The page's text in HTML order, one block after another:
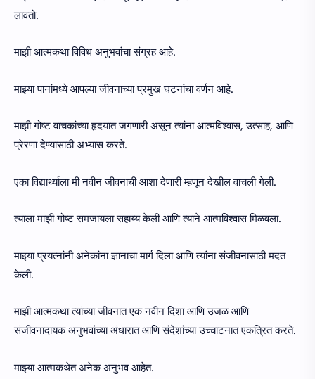
लावतो.
माझी आत्मकथा विविध अनुभवांचा संग्रह आहे.
माझ्या पानांमध्ये आपल्या जीवनाच्या प्रमुख घटनांचा वर्णन आहे.
माझी गोष्ट वाचकांच्या हृदयात जगणारी असून त्यांना आत्मविश्वास, उत्साह, आणि
प्रेरणा देण्यासाठी अभ्यास करते.
एका विद्यार्थ्याला मी नवीन जीवनाची आशा देणारी म्हणून देखील वाचली गेली.
त्याला माझी गोष्ट समजायला सहाय्य केली आणि त्याने आत्मविश्वास मिळवला.
माझ्या प्रयत्नांनी अनेकांना ज्ञानाचा मार्ग दिला आणि त्यांना संजीवनासाठी मदत
केली.
माझी आत्मकथा त्यांच्या जीवनात एक नवीन दिशा आणि उजळ आणि
संजीवनादायक अनुभवांच्या अंधारात आणि संदेशांच्या उच्चाटनात एकत्रित करते.
माझ्या आत्मकथेत अनेक अनुभव आहेत.